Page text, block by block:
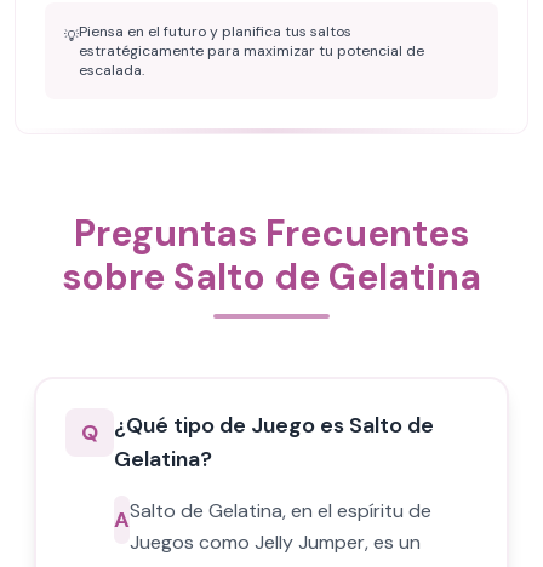
💡Piensa en el futuro y planifica tus saltos
estratégicamente para maximizar tu potencial de
escalada.
Preguntas Frecuentes
sobre Salto de Gelatina
Q ¿Qué tipo de Juego es Salto de
Gelatina?
ASalto de Gelatina, en el espíritu de
Juegos como Jelly Jumper, es un